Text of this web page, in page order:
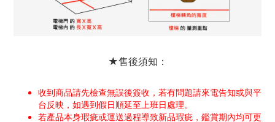
★售後須知：
收到商品請先檢查無誤後簽收，若有問題請來電告知或與平
台反映，如遇到假日順延至上班日處理。
若產品本身瑕疵或運送過程導致新品瑕疵，鑑賞期內均可更